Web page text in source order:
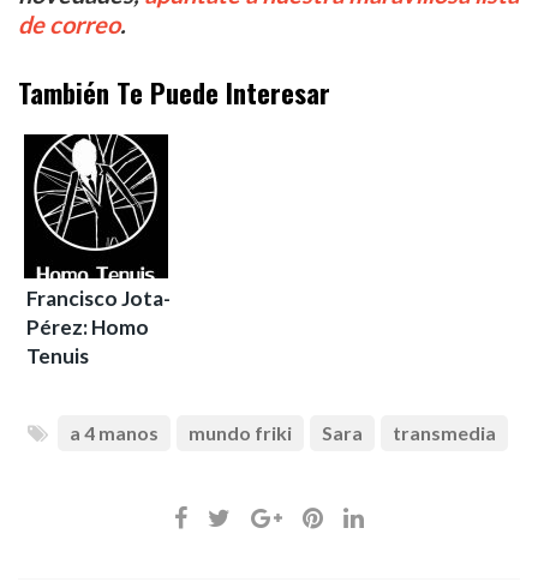
de correo.
También Te Puede Interesar
Francisco Jota-
Pérez: Homo
Tenuis
a 4 manos mundo friki Sara transmedia